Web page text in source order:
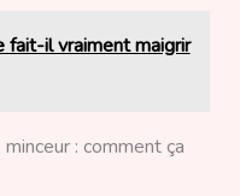
fait-il vraiment maigrir
: comment ça